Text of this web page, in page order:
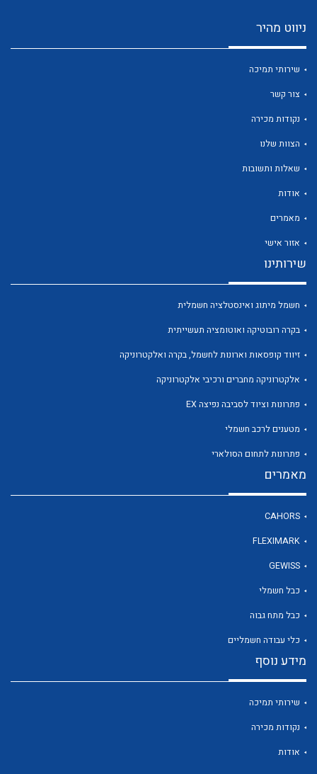
לכל מוצרי היצרן
ניווט מהיר
שירותי תמיכה
צור קשר
נקודות מכירה
הצוות שלנו
שאלות ותשובות
אודות
מאמרים
אזור אישי
שירותינו
חשמל מיתוג ואינסטלציה חשמלית
בקרה רובוטיקה ואוטומציה תעשייתית
זיווד קופסאות וארונות לחשמל, בקרה ואלקטרוניקה
אלקטרוניקה מחברים ורכיבי אלקטרוניקה
פתרונות וציוד לסביבה נפיצה EX
מטענים לרכב חשמלי
פתרונות לתחום הסולארי
מאמרים
CAHORS
FLEXIMARK
GEWISS
כבל חשמלי
כבל מתח גבוה
כלי עבודה חשמליים
מידע נוסף
שירותי תמיכה
נקודות מכירה
אודות